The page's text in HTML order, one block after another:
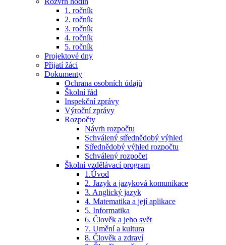
1. ročník
2. ročník
3. ročník
4. ročník
5. ročník
Projektové dny
Přijatí žáci
Dokumenty
Ochrana osobních údajů
Školní řád
Inspekční zprávy
Výroční zprávy
Rozpočty
Návrh rozpočtu
Schválený střednědobý výhled
Střednědobý výhled rozpočtu
Schválený rozpočet
Školní vzdělávací program
1.Úvod
2. Jazyk a jazyková komunikace
3. Anglický jazyk
4. Matematika a její aplikace
5. Informatika
6. Člověk a jeho svět
7. Umění a kultura
8. Člověk a zdraví